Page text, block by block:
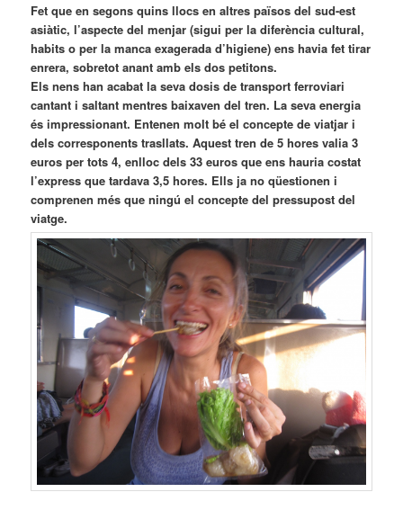
Fet que en segons quins llocs en altres països del sud-est
asiàtic, l’aspecte del menjar (sigui per la diferència cultural,
habits o per la manca exagerada d’higiene) ens havia fet tirar
enrera, sobretot anant amb els dos petitons.
Els nens han acabat la seva dosis de transport ferroviari
cantant i saltant mentres baixaven del tren. La seva energia
és impressionant. Entenen molt bé el concepte de viatjar i
dels corresponents trasllats. Aquest tren de 5 hores valia 3
euros per tots 4, enlloc dels 33 euros que ens hauria costat
l’express que tardava 3,5 hores. Ells ja no qüestionen i
comprenen més que ningú el concepte del pressupost del
viatge.